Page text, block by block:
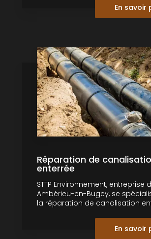
En savoir
Réparation de
enterrée
STTP Environnement, entreprise
Ambérieu-en-Bugey, se
la réparation de canalisation
En savoir